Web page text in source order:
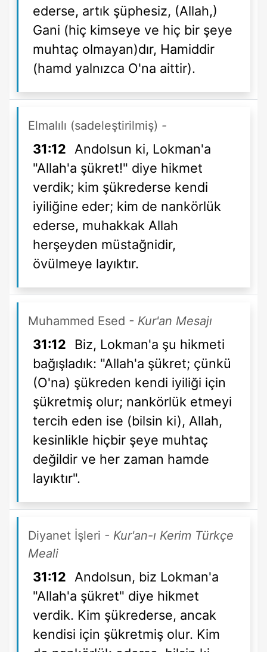
ederse, artık şüphesiz, (Allah,)
Gani (hiç kimseye ve hiç bir şeye
muhtaç olmayan)dır, Hamiddir
(hamd yalnızca O'na aittir).
Elmalılı (sadeleştirilmiş) -
31:12
Andolsun ki, Lokman'a
"Allah'a şükret!" diye hikmet
verdik; kim şükrederse kendi
iyiliğine eder; kim de nankörlük
ederse, muhakkak Allah
herşeyden müstağnidir,
övülmeye layıktır.
Muhammed Esed - Kur'an Mesajı
31:12
Biz, Lokman'a şu hikmeti
bağışladık: "Allah'a şükret; çünkü
(O'na) şükreden kendi iyiliği için
şükretmiş olur; nankörlük etmeyi
tercih eden ise (bilsin ki), Allah,
kesinlikle hiçbir şeye muhtaç
değildir ve her zaman hamde
layıktır".
Diyanet İşleri - Kur'an-ı Kerim Türkçe
Meali
31:12
Andolsun, biz Lokman'a
"Allah'a şükret" diye hikmet
verdik. Kim şükrederse, ancak
kendisi için şükretmiş olur. Kim